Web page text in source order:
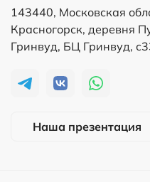
143440, Московская
Красногорск, деревня
Гринвуд, БЦ Гринвуд,
Наша презентация